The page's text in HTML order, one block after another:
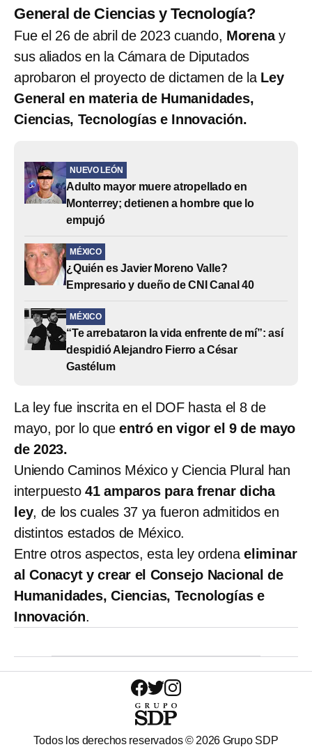
General de Ciencias y Tecnología?
Fue el 26 de abril de 2023 cuando, Morenay
sus aliados en la Cámara de Diputados
aprobaron el proyecto de dictamen de la Ley
General en materia de Humanidades,
Ciencias, Tecnologías e Innovación.
NUEVO LEÓN
Adulto mayor muere atropellado en
Monterrey; detienen a hombre que lo
empujó
MÉXICO
¿Quién es Javier Moreno Valle?
Empresario y dueño de CNI Canal 40
MÉXICO
“Te arrebataron la vida enfrente de mí”: así
despidió Alejandro Fierro a César
Gastélum
La ley fue inscrita en el DOF hasta el 8 de
mayo, por lo queentró en vigor el 9 de mayo
de 2023.
Uniendo Caminos México y Ciencia Plural han
interpuesto41 amparos para frenar dicha
ley, de los cuales 37 ya fueron admitidos en
distintos estados de México.
Entre otros aspectos, esta ley ordena eliminar
al Conacyt y crear el Consejo Nacional de
Humanidades, Ciencias, Tecnologías e
Innovación.
Todos los derechos reservados © 2026 Grupo SDP